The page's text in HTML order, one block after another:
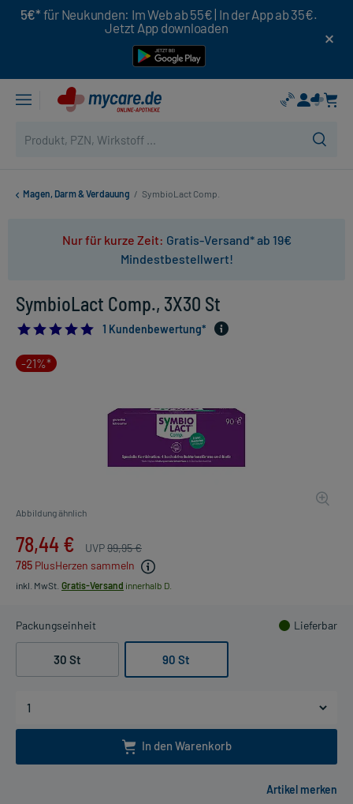
5€* für Neukunden: Im Web ab 55€ | In der App ab 35€.
Jetzt App downloaden
Magen, Darm & Verdauung / SymbioLact Comp.
Nur für kurze Zeit: Gratis-Versand* ab 19€
Mindestbestellwert!
SymbioLact Comp., 3X30 St
5.01 Kundenbewertung*
-21%*
Abbildung ähnlich
78,44 € UVP99,95 €
785 PlusHerzen sammeln
inkl. MwSt. Gratis-Versand innerhalb D.
Packungseinheit Lieferbar
30 St 90 St
In den Warenkorb